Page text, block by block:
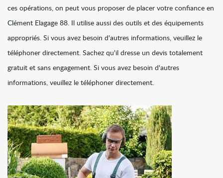
ces opérations, on peut vous proposer de placer votre confiance en
Clément Elagage 88. Il utilise aussi des outils et des équipements
appropriés. Si vous avez besoin d'autres informations, veuillez le
téléphoner directement. Sachez qu'il dresse un devis totalement
gratuit et sans engagement. Si vous avez besoin d'autres
informations, veuillez le téléphoner directement.